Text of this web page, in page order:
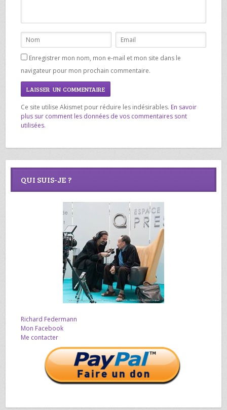
Enregistrer mon nom, mon e-mail et mon site dans le
navigateur pour mon prochain commentaire.
Ce site utilise Akismet pour réduire les indésirables. En savoir
plus sur comment les données de vos commentaires sont
utilisées.
QUI SUIS-JE ?
Richard Federmann
Mon Facebook
Me contacter